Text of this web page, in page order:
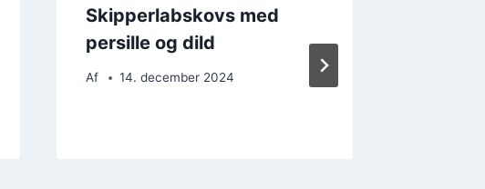
Skipperlabskovs med
persille og dild
Af 14. december 2024